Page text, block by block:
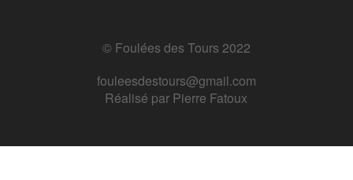
© Foulées des Tours 2022
fouleesdestours@gmail.com
Réalisé par Pierre Fatoux